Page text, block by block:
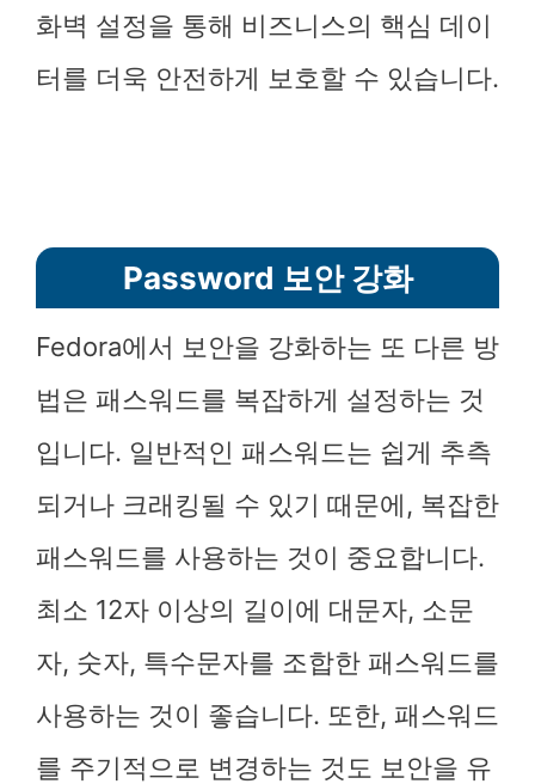
화벽 설정을 통해 비즈니스의 핵심 데이
터를 더욱 안전하게 보호할 수 있습니다.
Password 보안 강화
Fedora에서 보안을 강화하는 또 다른 방
법은 패스워드를 복잡하게 설정하는 것
입니다. 일반적인 패스워드는 쉽게 추측
되거나 크래킹될 수 있기 때문에, 복잡한
패스워드를 사용하는 것이 중요합니다.
최소 12자 이상의 길이에 대문자, 소문
자, 숫자, 특수문자를 조합한 패스워드를
사용하는 것이 좋습니다. 또한, 패스워드
를 주기적으로 변경하는 것도 보안을 유